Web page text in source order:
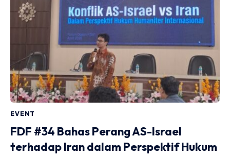
EVENT
FDF #34 Bahas Perang AS-Israel
terhadap Iran dalam Perspektif Hukum